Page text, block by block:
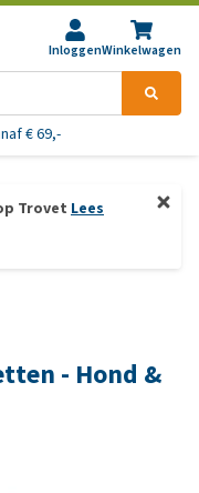
InloggenWinkelwagen
€ 69,-
Trovet Lees
- Hond &